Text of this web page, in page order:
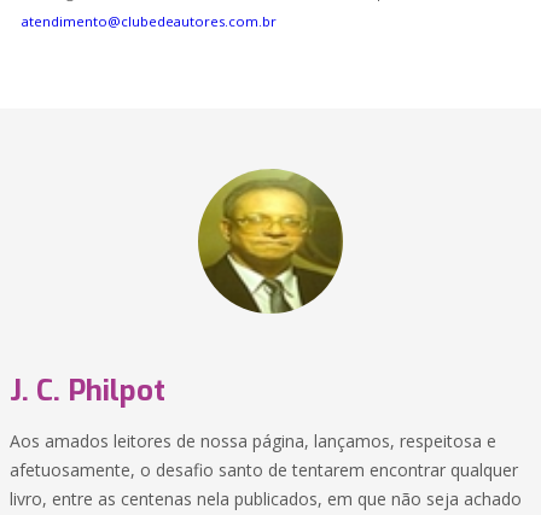
atendimento@clubedeautores.com.br
J. C. Philpot
Aos amados leitores de nossa página, lançamos, respeitosa e
afetuosamente, o desafio santo de tentarem encontrar qualquer
livro, entre as centenas nela publicados, em que não seja achado